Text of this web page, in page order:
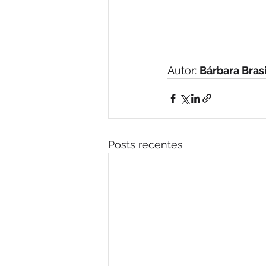
Autor: Bárbara
Posts recentes